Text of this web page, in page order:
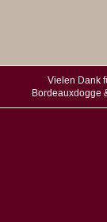
Vielen Dank
Bordeauxdogge